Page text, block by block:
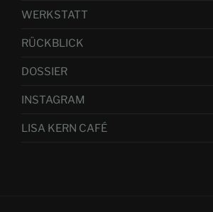
WERKSTATT
RÜCKBLICK
DOSSIER
INSTAGRAM
LISA KERN CAFÉ